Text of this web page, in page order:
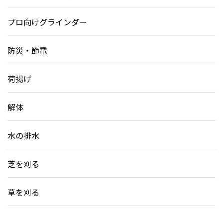
プロ向けグラインダー
防災・節電
荷揚げ
解体
水の排水
芝を刈る
草を刈る